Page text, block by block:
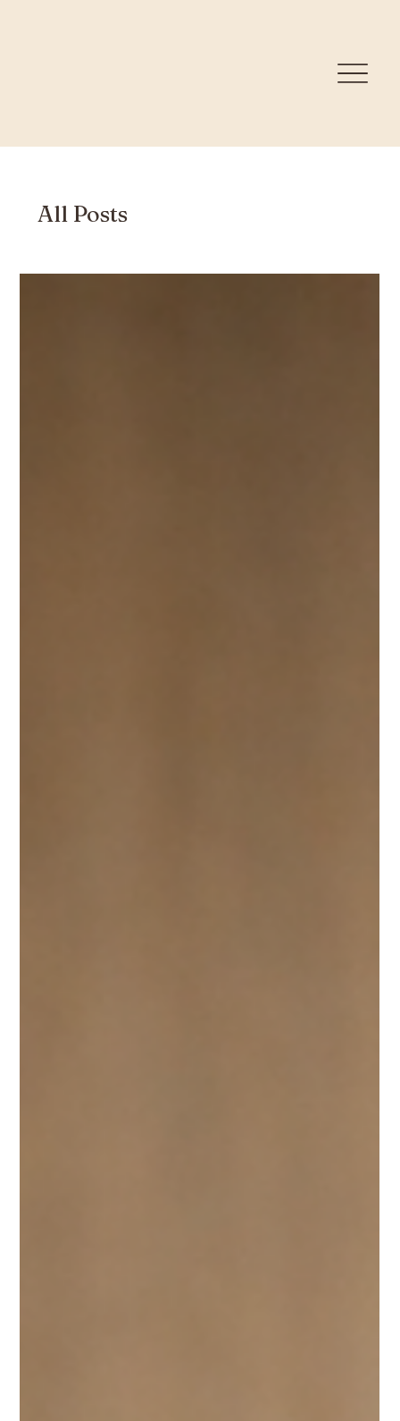
All Posts